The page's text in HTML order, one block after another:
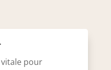
pour